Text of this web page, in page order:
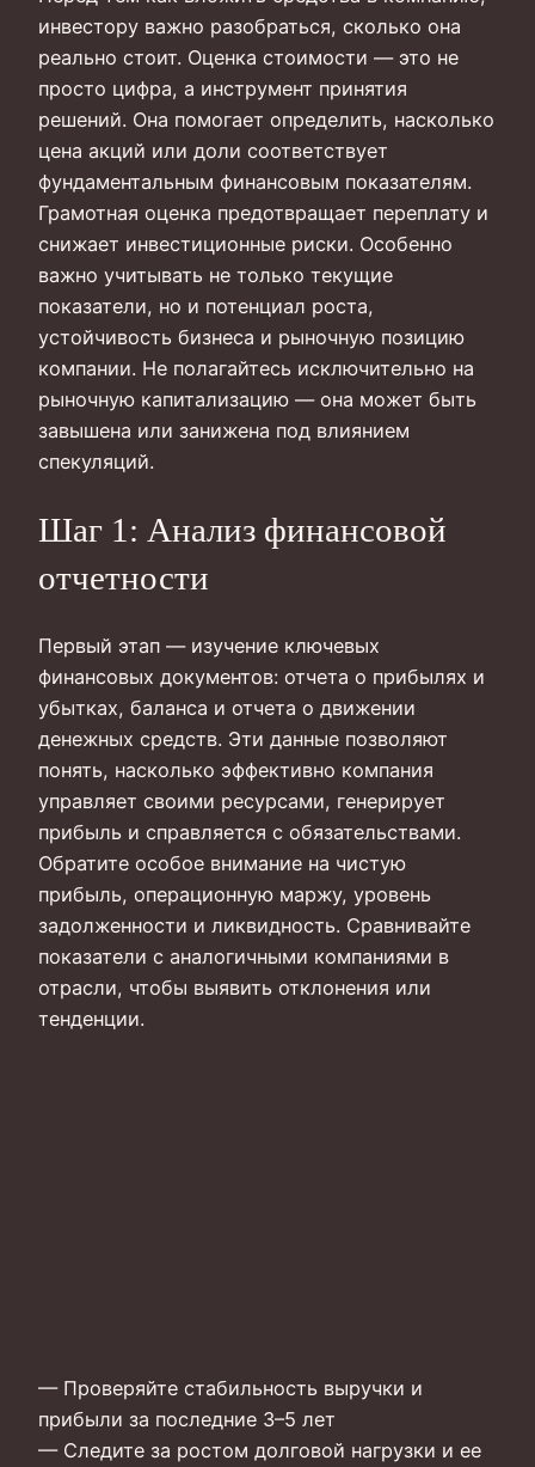
инвестору важно разобраться, сколько она
реально стоит. Оценка стоимости — это не
просто цифра, а инструмент принятия
решений. Она помогает определить, насколько
цена акций или доли соответствует
фундаментальным финансовым показателям.
Грамотная оценка предотвращает переплату и
снижает инвестиционные риски. Особенно
важно учитывать не только текущие
показатели, но и потенциал роста,
устойчивость бизнеса и рыночную позицию
компании. Не полагайтесь исключительно на
рыночную капитализацию — она может быть
завышена или занижена под влиянием
спекуляций.
Шаг 1: Анализ финансовой
отчетности
Первый этап — изучение ключевых
финансовых документов: отчета о прибылях и
убытках, баланса и отчета о движении
денежных средств. Эти данные позволяют
понять, насколько эффективно компания
управляет своими ресурсами, генерирует
прибыль и справляется с обязательствами.
Обратите особое внимание на чистую
прибыль, операционную маржу, уровень
задолженности и ликвидность. Сравнивайте
показатели с аналогичными компаниями в
отрасли, чтобы выявить отклонения или
тенденции.
— Проверяйте стабильность выручки и
прибыли за последние 3–5 лет
— Следите за ростом долговой нагрузки и ее